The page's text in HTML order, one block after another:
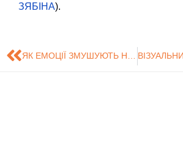
ЗЯБІНА).
ЯК ЕМОЦІЇ ЗМУШУЮТЬ НАС ЙТИ ДО ЛІКАРЯ? І ЧОМУ СТРАХ ПРАЦЮЄ КРАЩЕ, НІЖ ЗДАЄТЬСЯ?